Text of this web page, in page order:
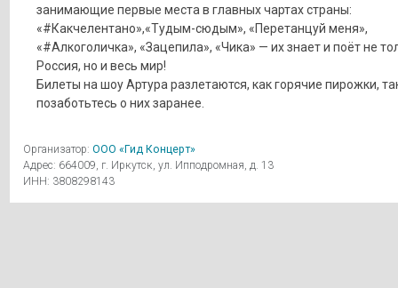
занимающие первые места в главных чартах страны:
«#Какчелентано»,«Тудым-сюдым», «Перетанцуй меня»,
«#Алкоголичка», «Зацепила», «Чика» — их знает и поёт не
Россия, но и весь мир!
Билеты на шоу Артура разлетаются, как горячие пирожки,
позаботьтесь о них заранее.
Организатор: ООО «Гид Концерт»
Адрес: 664009, г. Иркутск, ул. Ипподромная, д. 13
ИНН: 3808298143